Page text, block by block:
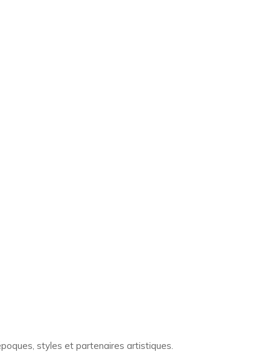
styles et partenaires artistiques.